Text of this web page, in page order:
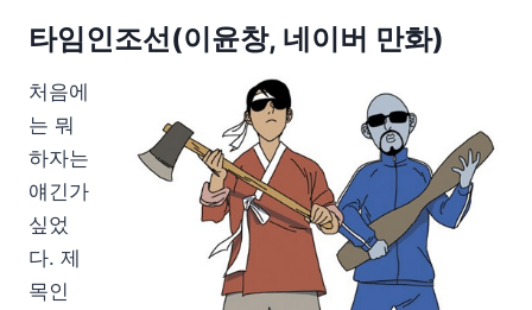
타임인조선(이윤창, 네이버 만화)
처음에
는 뭐
하자는
얘긴가
싶었
다. 제
목인